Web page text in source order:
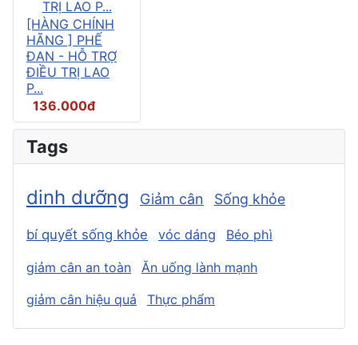
[HÀNG CHÍNH
HÃNG ] PHẾ
ĐAN - HỖ TRỢ
ĐIỀU TRỊ LAO
P...
136.000đ
Tags
dinh dưỡng Giảm cân Sống khỏe
bí quyết sống khỏe vóc dáng Béo phì
giảm cân an toàn
Ăn uống lành mạnh
giảm cân hiệu quả
Thực phẩm